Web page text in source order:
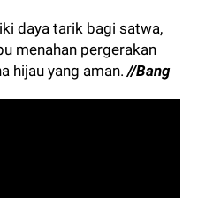
daya tarik bagi satwa,
menahan pergerakan
hijau yang aman.//Bang